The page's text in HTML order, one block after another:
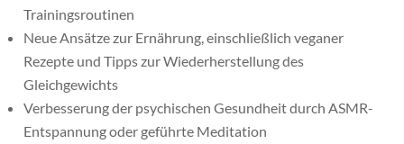
Trainingsroutinen
Neue Ansätze zur Ernährung, einschließlich veganer
Rezepte und Tipps zur Wiederherstellung des
Gleichgewichts
Verbesserung der psychischen Gesundheit durch ASMR-
Entspannung oder geführte Meditation